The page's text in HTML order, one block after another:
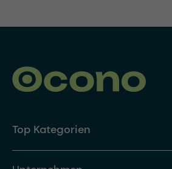
Top Kategorien